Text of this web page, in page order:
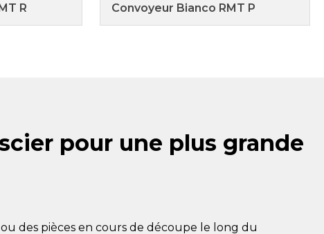
R Convoyeur Bianco RMT P
pour une plus grande
des pièces en cours de découpe le long du